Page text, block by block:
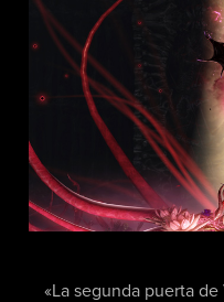
«La segunda puerta